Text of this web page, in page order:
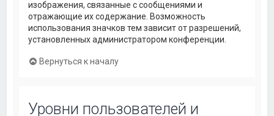
изображения, связанные с сообщениями и
отражающие их содержание. Возможность
использования значков тем зависит от разрешений,
установленных администратором конференции.
Вернуться к началу
Уровни пользователей и